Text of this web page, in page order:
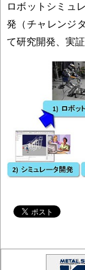
ロボットシミュ
発（チャレンジ
て研究開発、実証